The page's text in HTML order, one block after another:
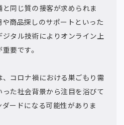
同じ質の接客が求められま
商品探しのサポートといった
タル技術によりオンライン上
要です。
コロナ禍における巣ごもり需
た社会背景から注目を浴びて
ードになる可能性がありま